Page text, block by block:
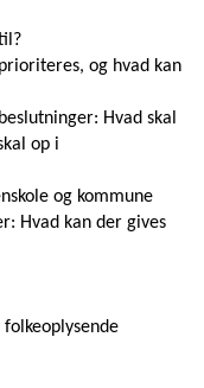
og hvad kan
Hvad skal
op i
og kommune
Hvad kan der gives